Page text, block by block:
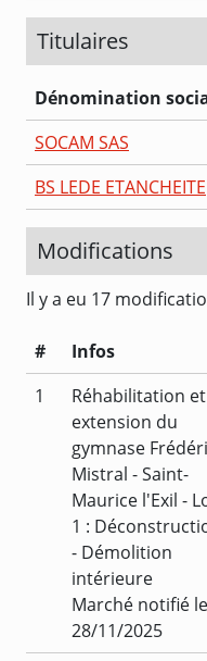
Titulaires
Dénomination
SOCAM SAS
BS LEDE ETANCHEITE
Modifications
Il y a eu 17
# Infos
1
Réhabilitation et
extension du
gymnase
Mistral - Saint-
Maurice l'Exil -
1 :
- Démolition
intérieure
Marché notifié le
28/11/2025